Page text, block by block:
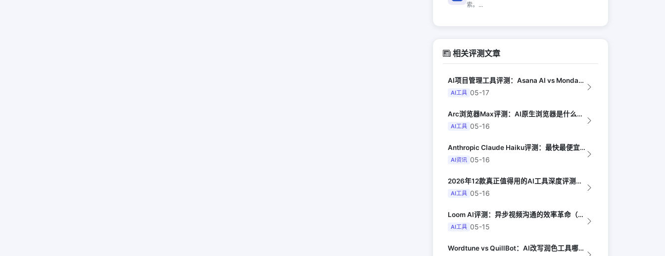
索。...
相关评测文章
AI项目管理工具评测：Asana AI vs Monday AI vs Clic...
AI工具 05-17
Arc浏览器Max评测：AI原生浏览器是什么体验（The Verge）
AI工具 05-16
Anthropic Claude Haiku评测：最快最便宜的智能模型（Late...
AI资讯 05-16
2026年12款真正值得用的AI工具深度评测（Synthesia评选）
AI工具 05-16
Loom AI评测：异步视频沟通的效率革命（Harvard Business R...
AI工具 05-15
Wordtune vs QuillBot：AI改写润色工具哪家强（PCMag）